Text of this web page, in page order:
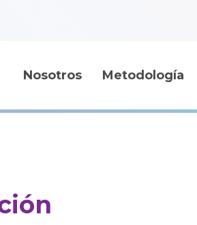
Nosotros Metodología